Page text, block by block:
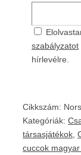
szabályzatot
hírlevélre.
Cikkszám:
Kategóriák:
társasjátékok
cuccok